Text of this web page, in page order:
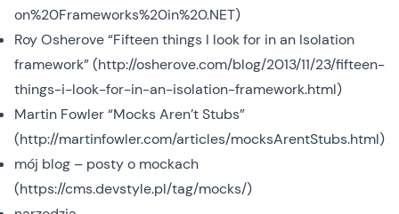
on%20Frameworks%20in%20.NET)
Roy Osherove “Fifteen things I look for in an Isolation
framework” (http://osherove.com/blog/2013/11/23/fifteen-
things-i-look-for-in-an-isolation-framework.html)
Martin Fowler “Mocks Aren’t Stubs”
(http://martinfowler.com/articles/mocksArentStubs.html)
mój blog – posty o mockach
(https://cms.devstyle.pl/tag/mocks/)